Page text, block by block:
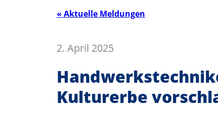
« Aktuelle Meldungen
2. April 2025
Kulturerbe